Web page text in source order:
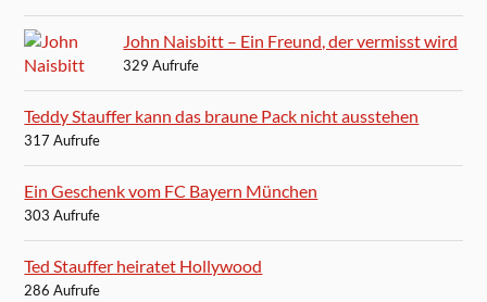
John Naisbitt – Ein Freund, der vermisst wird
329 Aufrufe
Teddy Stauffer kann das braune Pack nicht ausstehen
317 Aufrufe
Ein Geschenk vom FC Bayern München
303 Aufrufe
Ted Stauffer heiratet Hollywood
286 Aufrufe